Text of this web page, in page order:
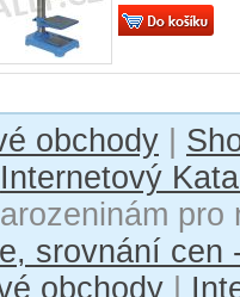
obchody
Internetový
srovnání cen
obchody|